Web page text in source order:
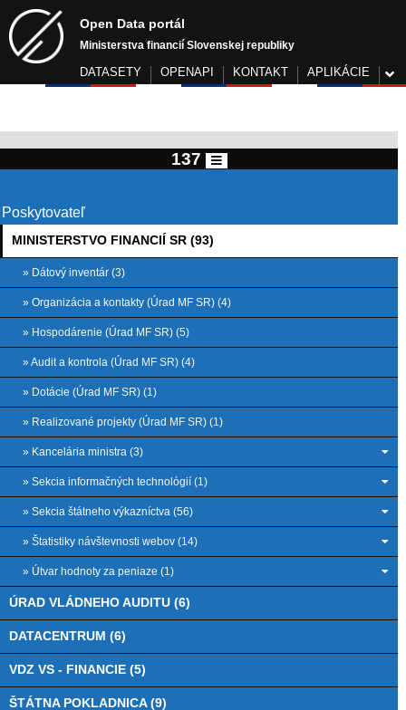
Open Data portál
Ministerstva financií Slovenskej republiky
DATASETY OPENAPI KONTAKT APLIKÁCIE
137
Poskytovateľ
MINISTERSTVO FINANCIÍ SR (93)
» Dátový inventár (3)
» Organizácia a kontakty (Úrad MF SR) (4)
» Hospodárenie (Úrad MF SR) (5)
» Audit a kontrola (Úrad MF SR) (4)
» Dotácie (Úrad MF SR) (1)
» Realizované projekty (Úrad MF SR) (1)
» Kancelária ministra (3)
» Sekcia informačných technológií (1)
» Sekcia štátneho výkazníctva (56)
» Štatistiky návštevnosti webov (14)
» Útvar hodnoty za peniaze (1)
ÚRAD VLÁDNEHO AUDITU (6)
DATACENTRUM (6)
VDZ VS - FINANCIE (5)
ŠTÁTNA POKLADNICA (9)